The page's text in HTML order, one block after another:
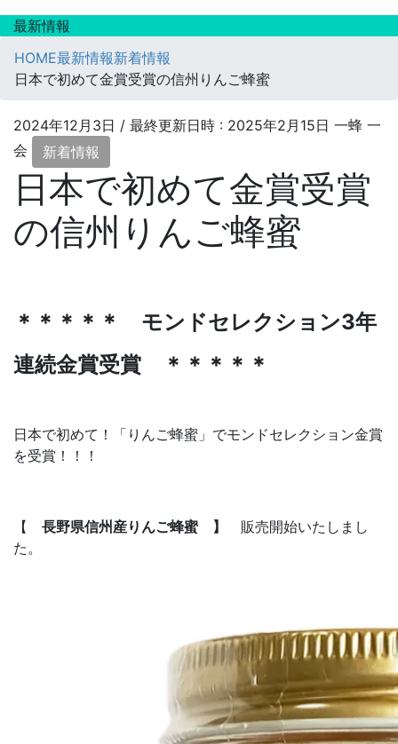
最新情報
HOME最新情報新着情報
日本で初めて金賞受賞の信州りんご蜂蜜
2024年12月3日 / 最終更新日時 : 2025年2月15日 一蜂 一
会
新着情報
日本で初めて金賞受賞
の信州りんご蜂蜜
＊＊＊＊＊ モンドセレクション3年
連続金賞受賞 ＊＊＊＊＊
日本で初めて！「りんご蜂蜜」でモンドセレクション金賞
を受賞！！！
【 長野県信州産りんご蜂蜜 】
販売開始いたしまし
た。